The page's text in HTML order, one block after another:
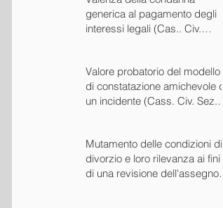
generica al pagamento degli
interessi legali (Cas.. Civ.
Valore probatorio del modello
di constatazione amichevole di
un incidente (Cass. Civ. Sez. III
Mutamento delle condizioni di
divorzio e loro rilevanza ai fini
di una revisione dell'assegno